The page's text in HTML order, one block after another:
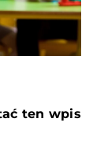
ten wpis